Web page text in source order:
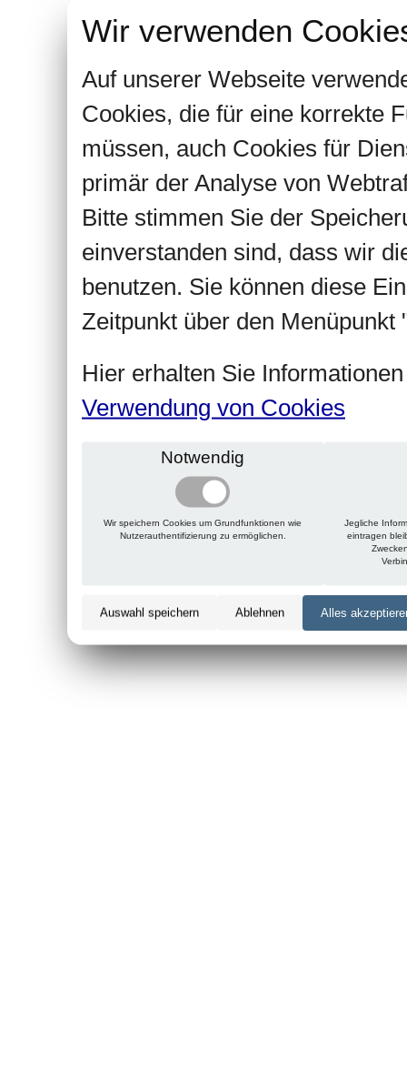
Wir verwenden
Auf unserer Webseite
Cookies, die für eine korrekte
müssen, auch Cookies für
primär der Analyse von
Bitte stimmen Sie der
einverstanden sind, dass wir
benutzen. Sie können diese
Zeitpunkt über den Menüpunkt
Hier erhalten Sie
Verwendung von Cookies
Notwendig
Wir speichern Cookies um Grundfunktionen wie
Nutzerauthentifizierung zu ermöglichen.
Jegliche
eintragen
Auswahl speichern Ablehnen Alles